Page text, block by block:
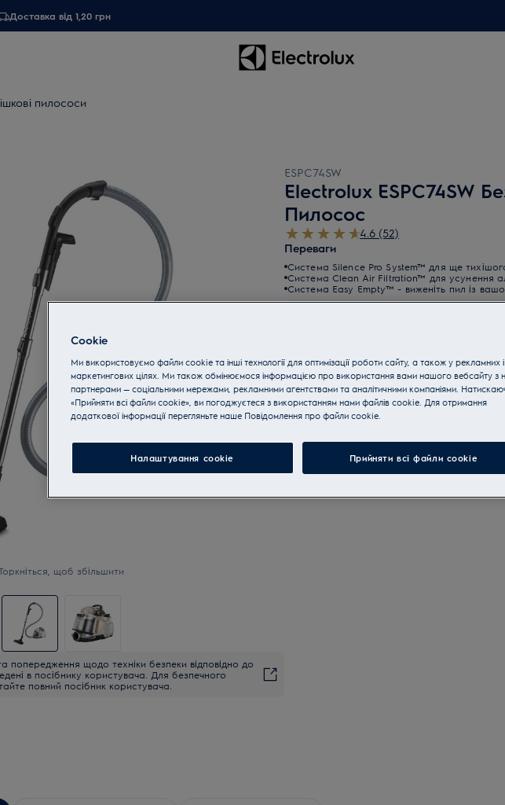
Доставка від 1,20 грн
пилососи
щоб збільшити
та попередження щодо техніки безпеки відповідно до
в посібнику користувача. Для безпечного
повний посібник користувача.
ESPC74SW
Electrolux ESPC74SW
Пилосос
4.6 (52)
Переваги
Система Silence Pro System™ для ще
Система Clean Air Filtration™ для усунення
Система Easy Empty™ - виженіть пил із
Купуйте техніку за телефоном 0
Вибір року 2020
Cookie
Ми використовуємо файли cookie та інші технології для оптимізації роботи сайту, а також у рекламних і
маркетингових цілях. Ми також обмінюємося інформацією про використання вами нашого вебсайту з
партнерами — соціальними мережами, рекламними агентствами та аналітичними компаніями.
«Прийняти всі файли cookie», ви погоджуєтеся з використанням нами файлів cookie. Для отримання
додаткової інформації перегляньте наше Пoвідомлення прo файли cookie.
Налаштування cookie Прийняти всі файли сookie